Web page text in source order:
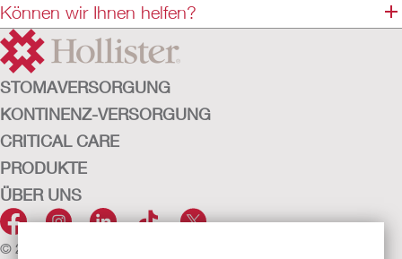
sichere Fixierung von nasogastralen Ernährungssonden (5–18 Ch)
Schmetterlingsform passt sich den Gesichtskonturen an
individuelle Größeneinstellung
Nicht mit Naturkautschuklatex hergestellt
Können wir Ihnen helfen?
STOMAVERSORGUNG
KONTINENZ-VERSORGUNG
CRITICAL CARE
PRODUKTE
ÜBER UNS
© 2026 Hollister Incorporated